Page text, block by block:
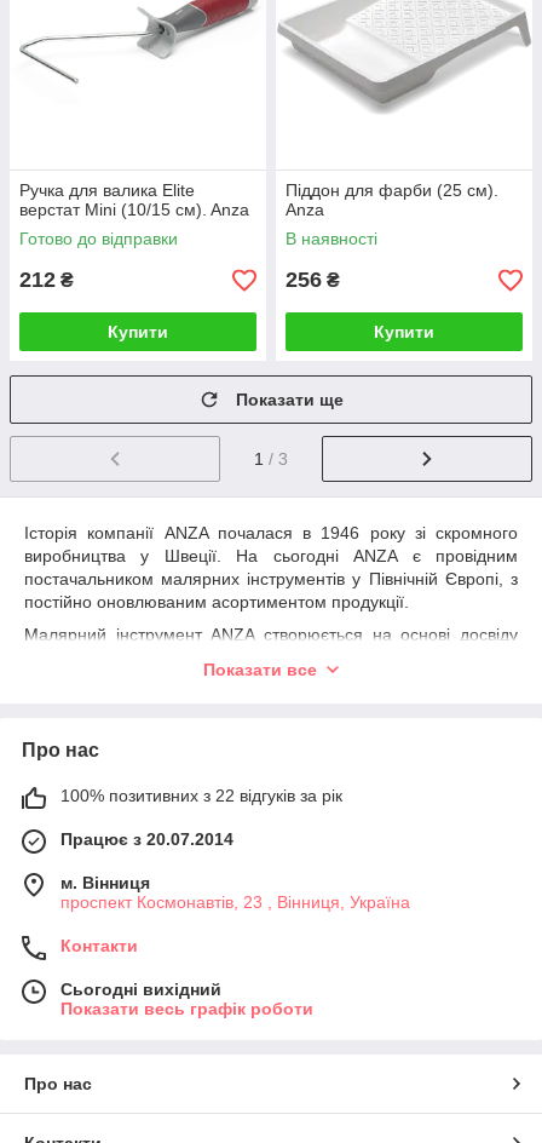
Ручка для валика Elite
верстат Mini (10/15 см). Anza
Готово до відправки
212 ₴
Купити
Піддон для фарби (25 см).
Anza
В наявності
256 ₴
Купити
Показати ще
1 / 3
Історія компанії ANZA почалася в 1946 року зі скромного
виробництва у Швеції. На сьогодніANZA
є провідним
постачальником малярних інструментів у Північній Європі, з
постійно оновлюваним асортиментом продукції.
Малярний інструмент ANZA створюється на основі досвіду
вирізняється високою ергономічністю та якістю.
підлоги та для фасадних робіт, пензля для декорування,
магазиніVIP-територія ви можете купити валики та піддони
для фарби від компанії
Показати все
Про нас
100% позитивних з 22 відгуків за рік
Працює з 20.07.2014
м. Вінниця
проспект Космонавтів, 23 , Вінниця, Україна
Контакти
Сьогодні вихідний
Показати весь графік роботи
Про нас